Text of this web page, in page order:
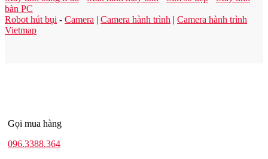
bàn PC
Robot hút bụi - Camera | Camera hành trình | Camera hành trình
Vietmap
Gọi mua hàng
096.3388.364